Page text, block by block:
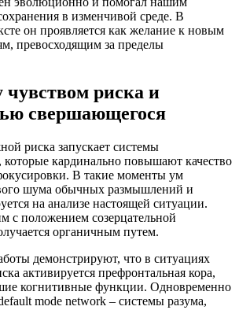
в изменчивой среде. В
он проявляется как желание к новым
превосходящим за пределы
чувством риска и
свершающегося
риска запускает системы
которые кардинально повышают качество
В такие моменты ум
шума обычных размышлений и
на анализе настоящей ситуации.
с положением созерцательной
органичным путем.
демонстрируют, что в ситуациях
активируется префронтальная кора,
когнитивные функции. Одновременно
mode network – системы разума,